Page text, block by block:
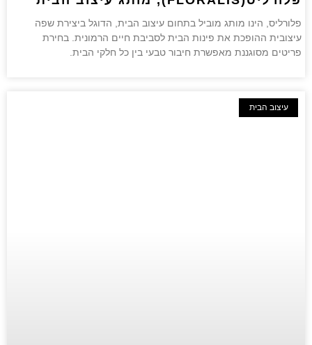
פלורליס, הינו מותג מוביל בתחום עיצוב הבית, הדוגל ביצירת שפה
עיצובית ההופכת את פינות הבית לסביבת חיים הרמונית. בחירת
פריטים מסוגננת מאפשרת חיבור טבעי בין כל חלקי הבית.
עיצוב הבית